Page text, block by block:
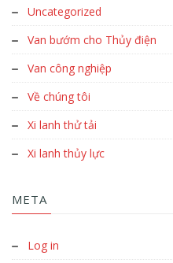
Uncategorized
Van bướm cho Thủy điện
Van công nghiệp
Về chúng tôi
Xi lanh thử tải
Xi lanh thủy lực
META
Log in